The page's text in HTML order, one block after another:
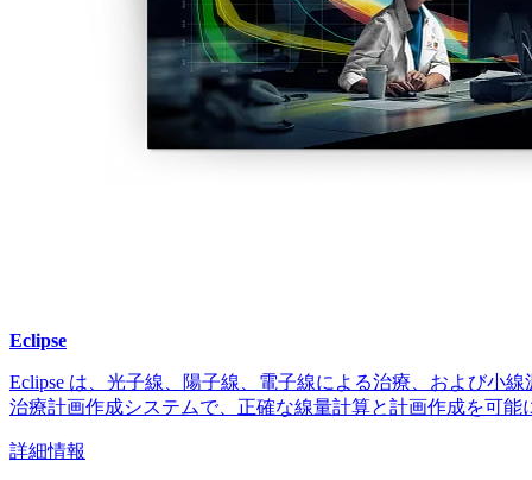
Eclipse
Eclipse は、光子線、陽子線、電子線による治療、および小
治療計画作成システムで、正確な線量計算と計画作成を可能
詳細情報